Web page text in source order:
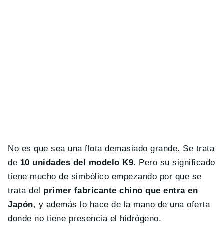
No es que sea una flota demasiado grande. Se trata
de 10 unidades del modelo K9. Pero su significado
tiene mucho de simbólico empezando por que se
trata del primer fabricante chino que entra en
Japón, y además lo hace de la mano de una oferta
donde no tiene presencia el hidrógeno.